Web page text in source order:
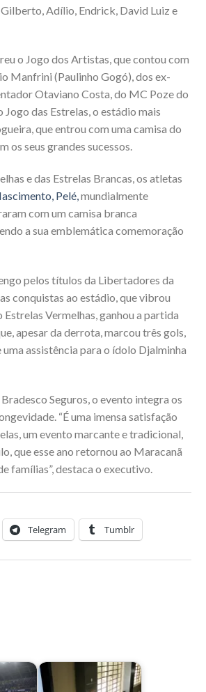
Adílio, Endrick, David Luiz e
o Jogo dos Artistas, que contou com
Manfrini (Paulinho Gogó), dos ex-
Otaviano Costa, do MC Poze do
das Estrelas, o estádio mais
que entrou com uma camisa do
os seus grandes sucessos.
e das Estrelas Brancas, os atletas
Pelé,mundialmente
com um camisa branca
a sua emblemática comemoração
pelos títulos da Libertadores da
conquistas ao estádio, que vibrou
Vermelhas, ganhou a partida
apesar da derrota, marcou três gols,
assistência para o ídolo Djalminha
Seguros, o evento integra os
“É uma imensa satisfação
um evento marcante e tradicional,
que esse ano retornou ao Maracanã
famílias”, destaca o executivo.
Telegram Tumblr